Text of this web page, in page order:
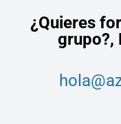
¿Quieres
grupo?,